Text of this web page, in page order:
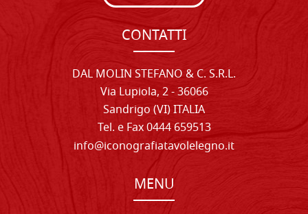
CONTATTI
DAL MOLIN STEFANO & C. S.R.L.
Via Lupiola, 2 - 36066
Sandrigo (VI) ITALIA
Tel. e Fax 0444 659513
info@iconografiatavolelegno.it
MENU